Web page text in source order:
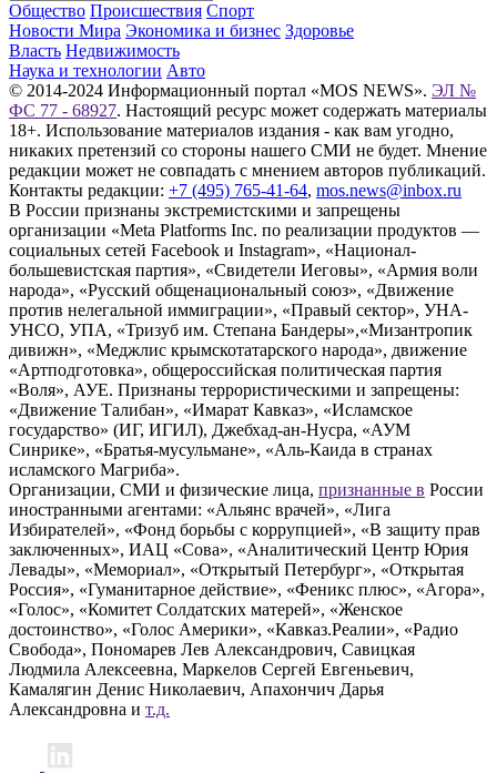
Общество Происшествия Спорт
Новости Мира Экономика и бизнес Здоровье
Власть Недвижимость
Наука и технологии Авто
© 2014-2024 Информационный портал «MOS NEWS». ЭЛ №
ФС 77 - 68927. Настоящий ресурс может содержать материалы
18+. Использование материалов издания - как вам угодно,
никаких претензий со стороны нашего СМИ не будет. Мнение
редакции может не совпадать с мнением авторов публикаций.
Контакты редакции: +7 (495) 765-41-64, mos.news@inbox.ru
В России признаны экстремистскими и запрещены
организации «Meta Platforms Inc. по реализации продуктов —
социальных сетей Facebook и Instagram», «Национал-
большевистская партия», «Свидетели Иеговы», «Армия воли
народа», «Русский общенациональный союз», «Движение
против нелегальной иммиграции», «Правый сектор», УНА-
УНСО, УПА, «Тризуб им. Степана Бандеры»,«Мизантропик
дивижн», «Меджлис крымскотатарского народа», движение
«Артподготовка», общероссийская политическая партия
«Воля», АУЕ. Признаны террористическими и запрещены:
«Движение Талибан», «Имарат Кавказ», «Исламское
государство» (ИГ, ИГИЛ), Джебхад-ан-Нусра, «АУМ
Синрике», «Братья-мусульмане», «Аль-Каида в странах
исламского Магриба».
Организации, СМИ и физические лица, признанные в России
иностранными агентами: «Альянс врачей», «Лига
Избирателей», «Фонд борьбы с коррупцией», «В защиту прав
заключенных», ИАЦ «Сова», «Аналитический Центр Юрия
Левады», «Мемориал», «Открытый Петербург», «Открытая
Россия», «Гуманитарное действие», «Феникс плюс», «Агора»,
«Голос», «Комитет Солдатских матерей», «Женское
достоинство», «Голос Америки», «Кавказ.Реалии», «Радио
Свобода», Пономарев Лев Александрович, Савицкая
Людмила Алексеевна, Маркелов Сергей Евгеньевич,
Камалягин Денис Николаевич, Апахончич Дарья
Александровна и т.д.